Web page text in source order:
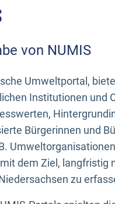
von NUMIS
Umweltportal,
Institutionen und
Bürgerinnen und
dem Ziel, langfristig
zu